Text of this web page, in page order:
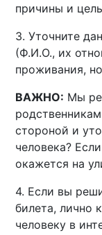
причины и
3. Уточните
(Ф.И.О., их
проживания,
ВАЖНО: Мы
стороной и
человека?
окажется на
4. Если вы
билета, лично
человеку в